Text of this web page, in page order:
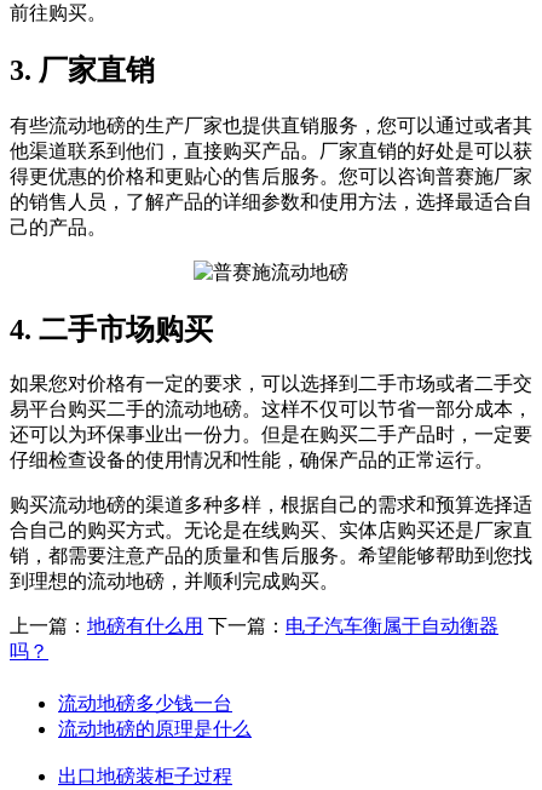
前往购买。
3. 厂家直销
有些流动地磅的生产厂家也提供直销服务，您可以通过或者其
他渠道联系到他们，直接购买产品。厂家直销的好处是可以获
得更优惠的价格和更贴心的售后服务。您可以咨询普赛施厂家
的销售人员，了解产品的详细参数和使用方法，选择最适合自
己的产品。
4. 二手市场购买
如果您对价格有一定的要求，可以选择到二手市场或者二手交
易平台购买二手的流动地磅。这样不仅可以节省一部分成本，
还可以为环保事业出一份力。但是在购买二手产品时，一定要
仔细检查设备的使用情况和性能，确保产品的正常运行。
购买流动地磅的渠道多种多样，根据自己的需求和预算选择适
合自己的购买方式。无论是在线购买、实体店购买还是厂家直
销，都需要注意产品的质量和售后服务。希望能够帮助到您找
到理想的流动地磅，并顺利完成购买。
上一篇： 地磅有什么用 下一篇： 电子汽车衡属于自动衡器
吗？
流动地磅多少钱一台
流动地磅的原理是什么
出口地磅装柜子过程